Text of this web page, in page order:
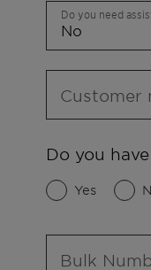
Do you need
Customer
Do you
Yes
Bulk